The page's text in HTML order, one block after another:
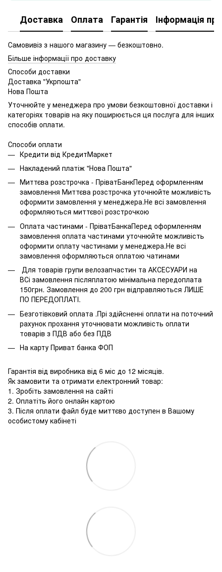
Доставка Оплата Гарантія Інформація
Самовивіз з нашого магазину — безкоштовно.
Більше інформації про доставку
Способи доставки
Доставка "Укрпошта"
Нова Пошта
Уточнюйте у менеджера про умови безкоштовної доставки і
категоріях товарів на яку поширюється ця послуга для інших
способів оплати.
Способи оплати
Кредити від КредитМаркет
Накладений платіж "Нова Пошта"
Миттєва розстрочка - ПріватБанкПеред оформленням
замовлення Миттєва розстрочка уточнюйте можливість
оформити замовлення у менеджера.Не всі замовлення
оформляються миттєвої розстрочкою
Оплата частинами - ПріватБанкаПеред оформленням
замовлення оплата частинами уточнюйте можливість
оформити оплату частинами у менеджера.Не всі
замовлення оформляються оплатою чатинами
Для товарів групи велозапчастин та АКСЕСУАРИ на
ВСі замовлення післяплатою мінімальна передоплата
150грн. Замовлення до 200 грн відправляються ЛИШЕ
ПО ПЕРЕДОПЛАТІ.
Безготівковий оплата .Прі здійсненні оплати на поточний
рахунок прохання уточнювати можливість оплати
товарів з ПДВ або без ПДВ
На карту Приват банка ФОП
Гарантія від виробника від 6 міс до 12 місяців.
Як замовити та отримати електронний товар:
1. Зробіть замовлення на сайті
2. Оплатіть його онлайн картою
3. Після оплати файл буде миттєво доступен в Вашому
особистому кабінеті